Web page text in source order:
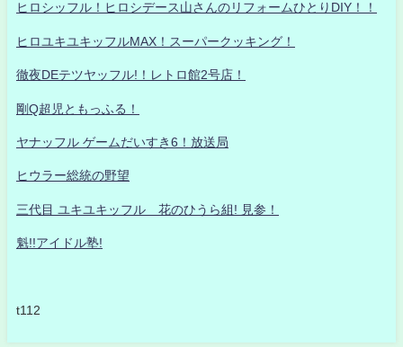
ヒロシッフル！ヒロシデース山さんのリフォームひとりDIY！！
ヒロユキユキッフルMAX！スーパークッキング！
徹夜DEテツヤッフル!！レトロ館2号店！
剛Q超児ともっふる！
ヤナッフル ゲームだいすき6！放送局
ヒウラー総統の野望
三代目 ユキユキッフル 花のひうら組! 見参！
魁!!アイドル塾!
t112